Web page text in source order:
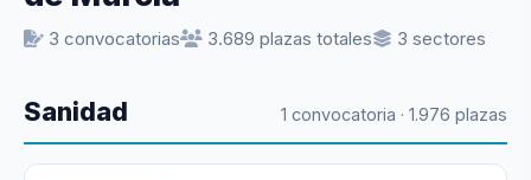
3 convocatorias 3.689 plazas totales 3 sectores
Sanidad 1 convocatoria · 1.976 plazas